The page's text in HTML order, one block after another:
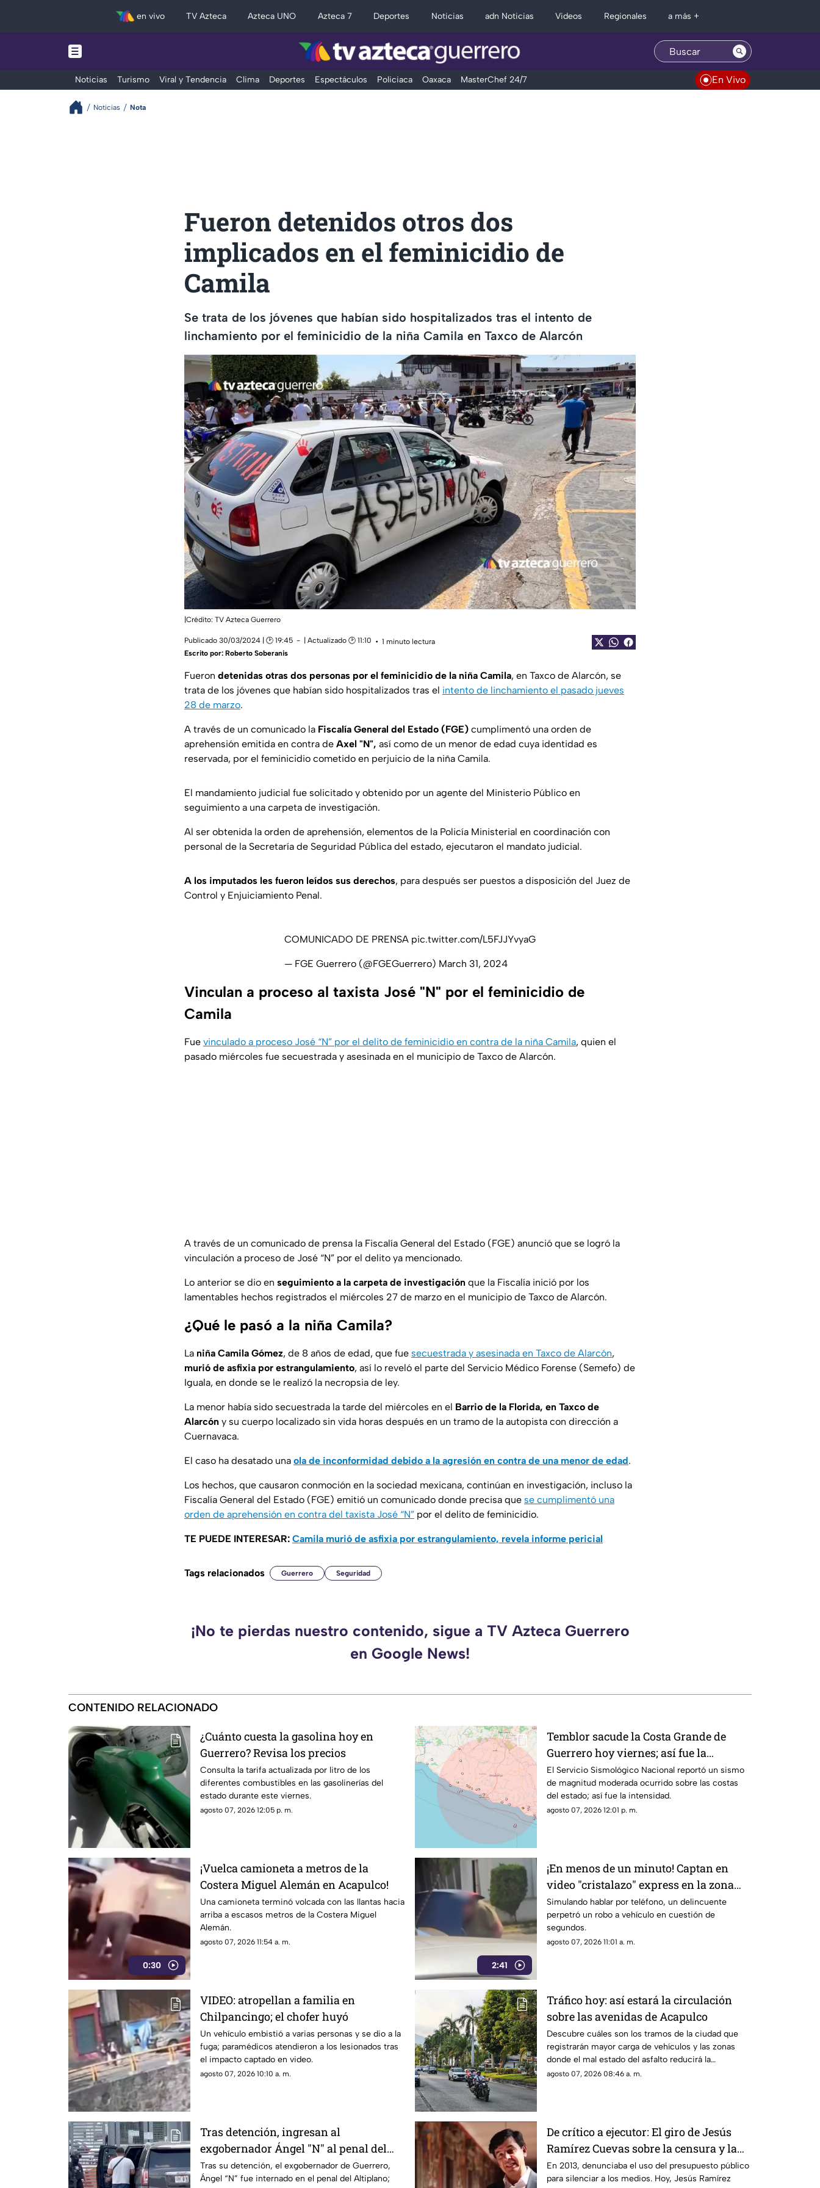
en vivo TV Azteca Azteca UNO Azteca 7 Deportes Noticias adn Noticias Videos Regionales a más +
Noticias Turismo Viral y Tendencia Clima Deportes Espectáculos Policiaca Oaxaca MasterChef 24/7 En Vivo
Noticias Nota
Fueron detenidos otros dos
implicados en el feminicidio de
Camila
Se trata de los jóvenes que habían sido hospitalizados tras el intento de
linchamiento por el feminicidio de la niña Camila en Taxco de Alarcón
|Crédito: TV Azteca Guerrero
Publicado 30/03/2024 | 🕑 19:45 | Actualizado 🕑 11:10
1 minuto lectura
Escrito por: Roberto Soberanis
Fueron detenidas otras dos personas por el feminicidio de la niña Camila, en Taxco de Alarcón, se
trata de los jóvenes que habían sido hospitalizados tras el intento de linchamiento el pasado jueves
28 de marzo.
A través de un comunicado la Fiscalía General del Estado (FGE) cumplimentó una orden de
aprehensión emitida en contra de Axel "N", así como de un menor de edad cuya identidad es
reservada, por el feminicidio cometido en perjuicio de la niña Camila.
El mandamiento judicial fue solicitado y obtenido por un agente del Ministerio Público en
seguimiento a una carpeta de investigación.
Al ser obtenida la orden de aprehensión, elementos de la Policía Ministerial en coordinación con
personal de la Secretaría de Seguridad Pública del estado, ejecutaron el mandato judicial.
A los imputados les fueron leídos sus derechos, para después ser puestos a disposición del Juez de
Control y Enjuiciamiento Penal.
COMUNICADO DE PRENSA pic.twitter.com/L5FJJYvyaG
— FGE Guerrero (@FGEGuerrero) March 31, 2024
Vinculan a proceso al taxista José "N" por el feminicidio de
Camila
Fue vinculado a proceso José “N” por el delito de feminicidio en contra de la niña Camila, quien el
pasado miércoles fue secuestrada y asesinada en el municipio de Taxco de Alarcón.
A través de un comunicado de prensa la Fiscalía General del Estado (FGE) anunció que se logró la
vinculación a proceso de José “N” por el delito ya mencionado.
Lo anterior se dio en seguimiento a la carpeta de investigación que la Fiscalía inició por los
lamentables hechos registrados el miércoles 27 de marzo en el municipio de Taxco de Alarcón.
¿Qué le pasó a la niña Camila?
La niña Camila Gómez, de 8 años de edad, que fue secuestrada y asesinada en Taxco de Alarcón,
murió de asfixia por estrangulamiento, así lo reveló el parte del Servicio Médico Forense (Semefo) de
Iguala, en donde se le realizó la necropsia de ley.
La menor había sido secuestrada la tarde del miércoles en el Barrio de la Florida, en Taxco de
Alarcón y su cuerpo localizado sin vida horas después en un tramo de la autopista con dirección a
Cuernavaca.
El caso ha desatado una ola de inconformidad debido a la agresión en contra de una menor de edad.
Los hechos, que causaron conmoción en la sociedad mexicana, continúan en investigación, incluso la
Fiscalía General del Estado (FGE) emitió un comunicado donde precisa que se cumplimentó una
orden de aprehensión en contra del taxista José “N” por el delito de feminicidio.
TE PUEDE INTERESAR: Camila murió de asfixia por estrangulamiento, revela informe pericial
Tags relacionados Guerrero Seguridad
¡No te pierdas nuestro contenido, sigue a TV Azteca Guerrero
en Google News!
CONTENIDO RELACIONADO
¿Cuánto cuesta la gasolina hoy en
Guerrero? Revisa los precios
Consulta la tarifa actualizada por litro de los
diferentes combustibles en las gasolinerías del
estado durante este viernes.
agosto 07, 2026 12:05 p. m.
Temblor sacude la Costa Grande de
Guerrero hoy viernes; así fue la
intensidad
El Servicio Sismológico Nacional reportó un sismo
de magnitud moderada ocurrido sobre las costas
del estado; así fue la intensidad.
agosto 07, 2026 12:01 p. m.
0:30
¡Vuelca camioneta a metros de la
Costera Miguel Alemán en Acapulco!
Una camioneta terminó volcada con las llantas hacia
arriba a escasos metros de la Costera Miguel
Alemán.
agosto 07, 2026 11:54 a. m.
2:41
¡En menos de un minuto! Captan en
video "cristalazo" express en la zona
Diamante de Acapulco
Simulando hablar por teléfono, un delincuente
perpetró un robo a vehículo en cuestión de
segundos.
agosto 07, 2026 11:01 a. m.
VIDEO: atropellan a familia en
Chilpancingo; el chofer huyó
Un vehículo embistió a varias personas y se dio a la
fuga; paramédicos atendieron a los lesionados tras
el impacto captado en video.
agosto 07, 2026 10:10 a. m.
Tráfico hoy: así estará la circulación
sobre las avenidas de Acapulco
Descubre cuáles son los tramos de la ciudad que
registrarán mayor carga de vehículos y las zonas
donde el mal estado del asfalto reducirá la
velocidad.
agosto 07, 2026 08:46 a. m.
Tras detención, ingresan al
exgobernador Ángel "N" al penal del
Altiplano
Tras su detención, el exgobernador de Guerrero,
Ángel “N” fue internado en el penal del Altiplano;
De crítico a ejecutor: El giro de Jesús
Ramírez Cuevas sobre la censura y la
publicidad oficial
En 2013, denunciaba el uso del presupuesto público
para silenciar a los medios. Hoy, Jesús Ramírez